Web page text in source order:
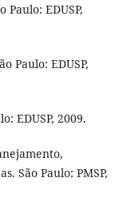
EDUSP,
Paulo: EDUSP,
EDUSP, 2009.
São Paulo: PMSP,